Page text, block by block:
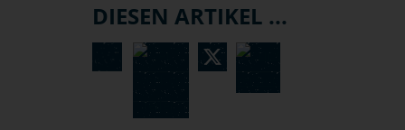
DIESEN ARTIKEL ...